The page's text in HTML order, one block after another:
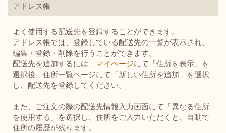
アドレス帳
よく使用する配送先を登録することができます。
アドレス帳では、登録している配送先の一覧が表示され、
編集・登録・削除を行うことができます。
配送先を追加するには、 マイページにて「住所を表示」を
選択後、住所一覧ページにて「新しい住所を追加」を選択
し、配送先を登録してください。
また、ご注文の際の配送先情報入力画面にて「異なる住所
を使用する」を選択し、住所をご入力いただくと、自動で
住所の履歴が残ります。